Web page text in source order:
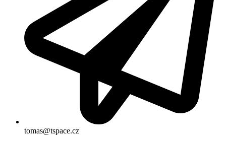
tomas@tspace.cz